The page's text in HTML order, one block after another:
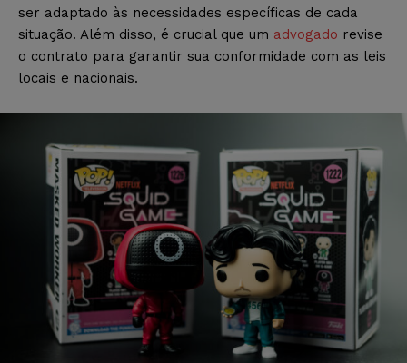
ser adaptado às necessidades específicas de cada
situação. Além disso, é crucial que um advogado revise
o contrato para garantir sua conformidade com as leis
locais e nacionais.